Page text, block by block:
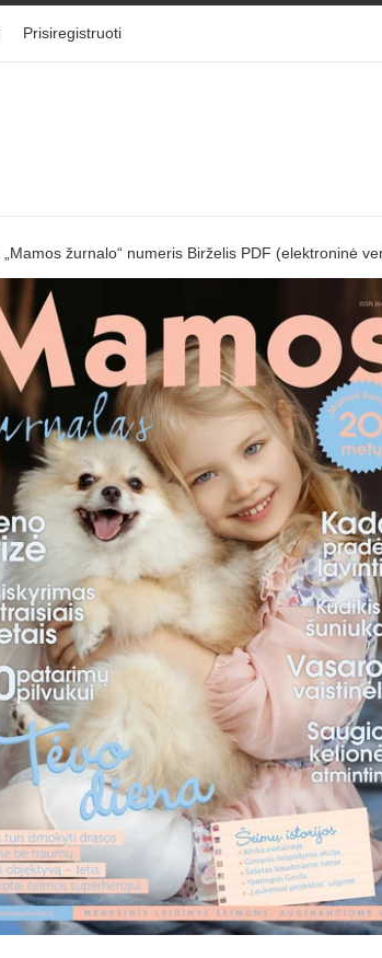
Prisiregistruoti
„Mamos žurnalo“ numeris Birželis PDF (elektroninė